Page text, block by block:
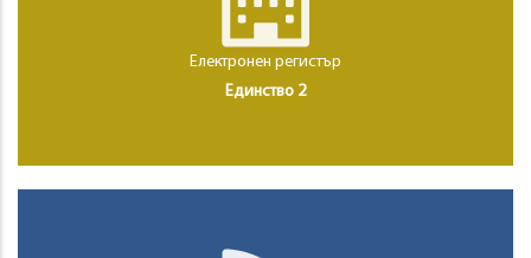
Електронен регистър
Единство 2